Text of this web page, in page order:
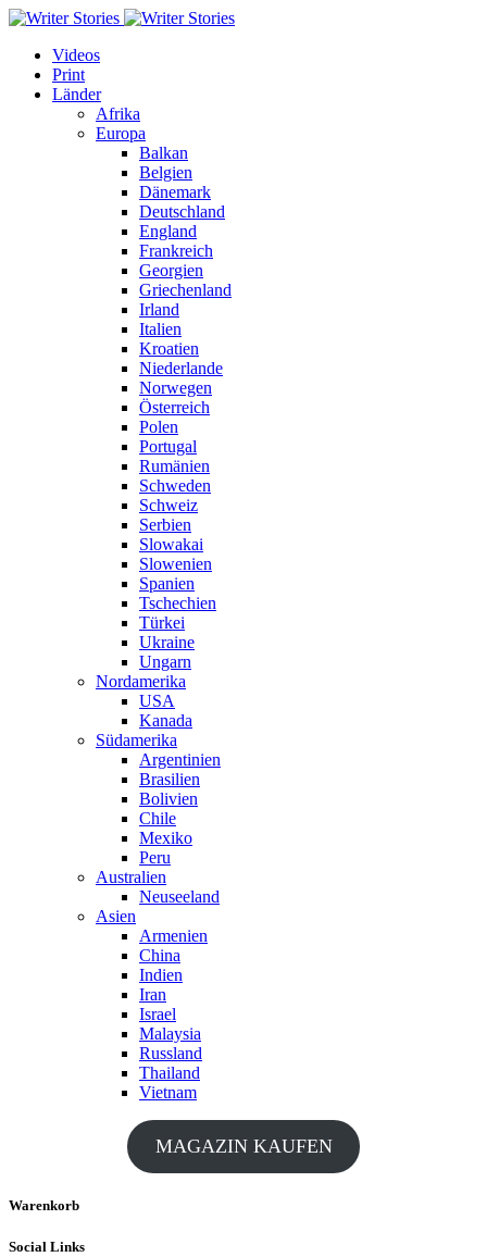
Videos
Print
Länder
Afrika
Europa
Balkan
Belgien
Dänemark
Deutschland
England
Frankreich
Georgien
Griechenland
Irland
Italien
Kroatien
Niederlande
Norwegen
Österreich
Polen
Portugal
Rumänien
Schweden
Schweiz
Serbien
Slowakai
Slowenien
Spanien
Tschechien
Türkei
Ukraine
Ungarn
Nordamerika
USA
Kanada
Südamerika
Argentinien
Brasilien
Bolivien
Chile
Mexiko
Peru
Australien
Neuseeland
Asien
Armenien
China
Indien
Iran
Israel
Malaysia
Russland
Thailand
Vietnam
MAGAZIN KAUFEN
Warenkorb
Social Links